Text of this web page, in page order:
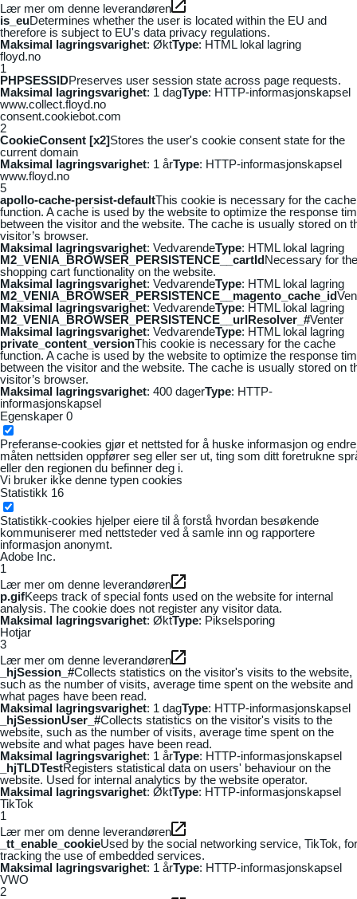
Lær mer om denne leverandøren
is_euDetermines whether the user is located within the EU and
therefore is subject to EU's data privacy regulations.
Maksimal lagringsvarighet: ØktType: HTML lokal lagring
floyd.no
1
PHPSESSIDPreserves user session state across page requests.
Maksimal lagringsvarighet: 1 dagType: HTTP-informasjonskapsel
www.collect.floyd.no
consent.cookiebot.com
2
CookieConsent [x2]Stores the user's cookie consent state for the
current domain
Maksimal lagringsvarighet: 1 årType: HTTP-informasjonskapsel
www.floyd.no
5
apollo-cache-persist-defaultThis cookie is necessary for the cache
function. A cache is used by the website to optimize the response
between the visitor and the website. The cache is usually stored on
visitor’s browser.
Maksimal lagringsvarighet: VedvarendeType: HTML lokal lagring
M2_VENIA_BROWSER_PERSISTENCE__cartIdNecessary for the
shopping cart functionality on the website.
Maksimal lagringsvarighet: VedvarendeType: HTML lokal lagring
M2_VENIA_BROWSER_PERSISTENCE__magento_cache_id
Maksimal lagringsvarighet: VedvarendeType: HTML lokal lagring
M2_VENIA_BROWSER_PERSISTENCE__urlResolver_#Venter
Maksimal lagringsvarighet: VedvarendeType: HTML lokal lagring
private_content_versionThis cookie is necessary for the cache
function. A cache is used by the website to optimize the response
between the visitor and the website. The cache is usually stored on
visitor’s browser.
Maksimal lagringsvarighet: 400 dagerType: HTTP-
informasjonskapsel
Egenskaper 0
Preferanse-cookies gjør et nettsted for å huske informasjon og
måten nettsiden oppfører seg eller ser ut, ting som ditt foretrukne
eller den regionen du befinner deg i.
Vi bruker ikke denne typen cookies
Statistikk 16
Statistikk-cookies hjelper eiere til å forstå hvordan besøkende
kommuniserer med nettsteder ved å samle inn og rapportere
informasjon anonymt.
Adobe Inc.
1
Lær mer om denne leverandøren
p.gifKeeps track of special fonts used on the website for internal
analysis. The cookie does not register any visitor data.
Maksimal lagringsvarighet: ØktType: Pikselsporing
Hotjar
3
Lær mer om denne leverandøren
_hjSession_#Collects statistics on the visitor's visits to the website,
such as the number of visits, average time spent on the website and
what pages have been read.
Maksimal lagringsvarighet: 1 dagType: HTTP-informasjonskapsel
_hjSessionUser_#Collects statistics on the visitor's visits to the
website, such as the number of visits, average time spent on the
website and what pages have been read.
Maksimal lagringsvarighet: 1 årType: HTTP-informasjonskapsel
_hjTLDTestRegisters statistical data on users' behaviour on the
website. Used for internal analytics by the website operator.
Maksimal lagringsvarighet: ØktType: HTTP-informasjonskapsel
TikTok
1
Lær mer om denne leverandøren
_tt_enable_cookieUsed by the social networking service, TikTok, for
tracking the use of embedded services.
Maksimal lagringsvarighet: 1 årType: HTTP-informasjonskapsel
VWO
2